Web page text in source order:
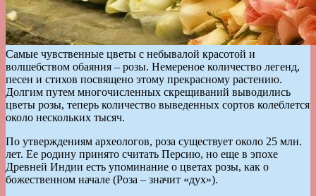
Самые чувственные цветы с небывалой красотой и
волшебством обаяния – розы. Немереное количество легенд,
песен и стихов посвящено этому прекрасному растению.
Долгим путем многочисленных скрещиваний выводились
цветы розы, теперь количество выведенных сортов колеблется
около нескольких тысяч.
По утверждениям археологов, роза существует около 25 млн.
лет. Ее родину принято считать Персию, но еще в эпохе
Древней Индии есть упоминание о цветах розы, как о
божественном начале (Роза – значит «дух»).